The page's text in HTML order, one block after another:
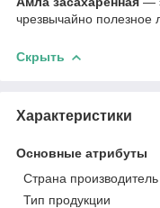
чрезвычайно полезное
Скрыть
Характеристики
Основные атрибуты
Страна производитель
Тип продукции